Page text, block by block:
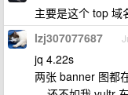
主要是这个 top
lzj307077687
jq 4.22s
两张 banner 图都